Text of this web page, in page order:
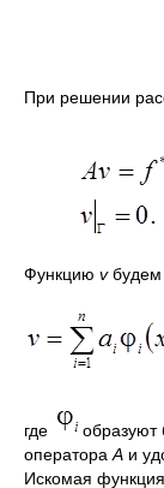
При решении
Функцию vбудем
где
образуют
оператора А и
Искомая